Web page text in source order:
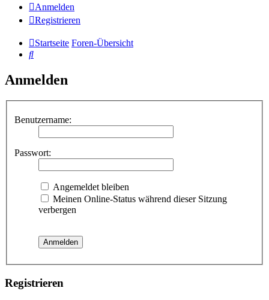
Anmelden
Registrieren
Startseite Foren-Übersicht
Suche
Anmelden
Benutzername:
Passwort:
Angemeldet bleiben
Meinen Online-Status während dieser Sitzung
verbergen
Registrieren